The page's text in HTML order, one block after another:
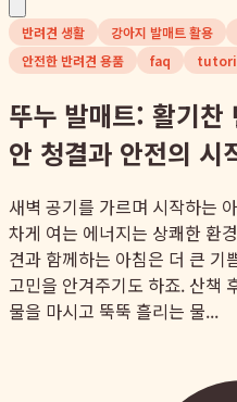
반려견 생활 강아지 발매트 활용
안전한 반려견 용품
faq
뚜누 발매트: 활기찬
안 청결과 안전의 시
새벽 공기를 가르며 시작하는
차게 여는 에너지는 상쾌한 환
견과 함께하는 아침은 더 큰 기
고민을 안겨주기도 하죠. 산책
물을 마시고 뚝뚝 흘리는 물...